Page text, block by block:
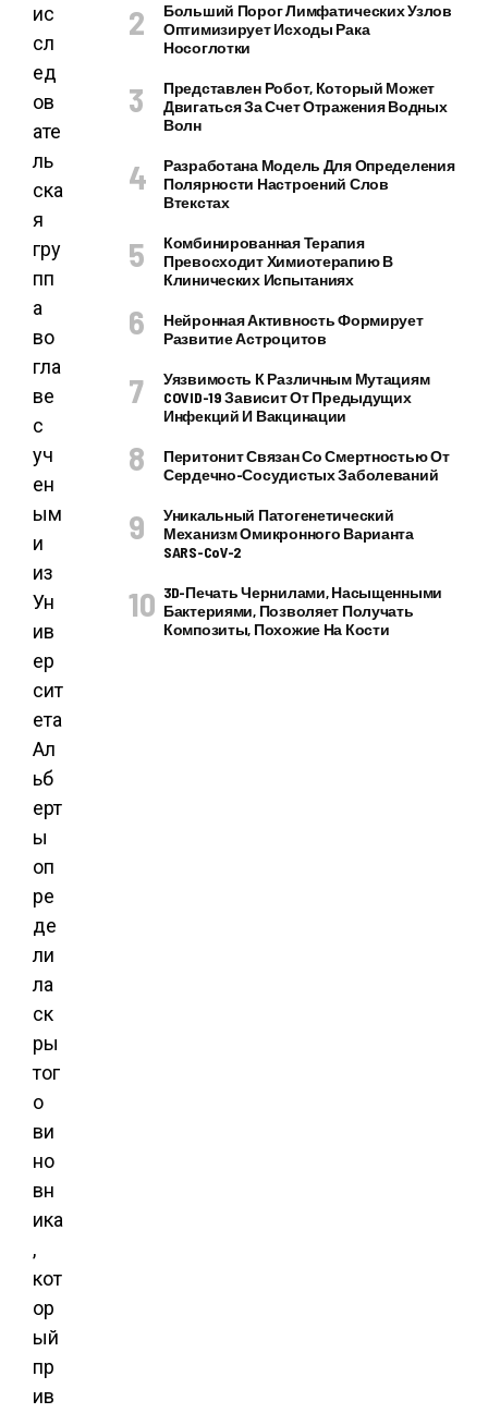
ис
сл
ед
ов
ате
ль
ска
я
гру
пп
а
во
гла
ве
с
уч
ен
ым
и
из
Ун
ив
ер
сит
ета
Ал
ьб
ерт
ы
оп
ре
де
ли
ла
ск
ры
тог
о
ви
но
вн
ика
,
кот
ор
ый
пр
ив
Больший Порог Лимфатических Узлов
Оптимизирует Исходы Рака
Носоглотки
Представлен Робот, Который Может
Двигаться За Счет Отражения Водных
Волн
Разработана Модель Для Определения
Полярности Настроений Слов
Втекстах
Комбинированная Терапия
Превосходит Химиотерапию В
Клинических Испытаниях
Нейронная Активность Формирует
Развитие Астроцитов
Уязвимость К Различным Мутациям
COVID-19 Зависит От Предыдущих
Инфекций И Вакцинации
Перитонит Связан Со Смертностью От
Сердечно-Сосудистых Заболеваний
Уникальный Патогенетический
Механизм Омикронного Варианта
SARS-CoV-2
3D-Печать Чернилами, Насыщенными
Бактериями, Позволяет Получать
Композиты, Похожие На Кости